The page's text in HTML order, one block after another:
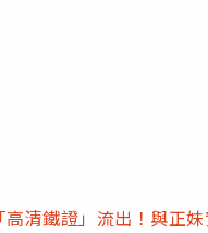
高清鐵證」流出！與正